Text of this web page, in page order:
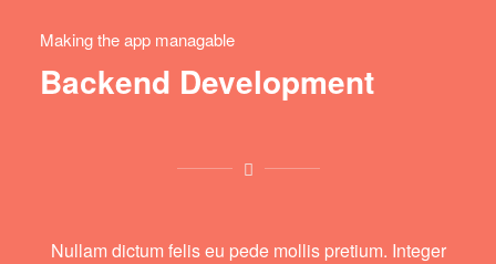
Making the app managable
Backend Development
Nullam dictum felis eu pede mollis pretium. Integer